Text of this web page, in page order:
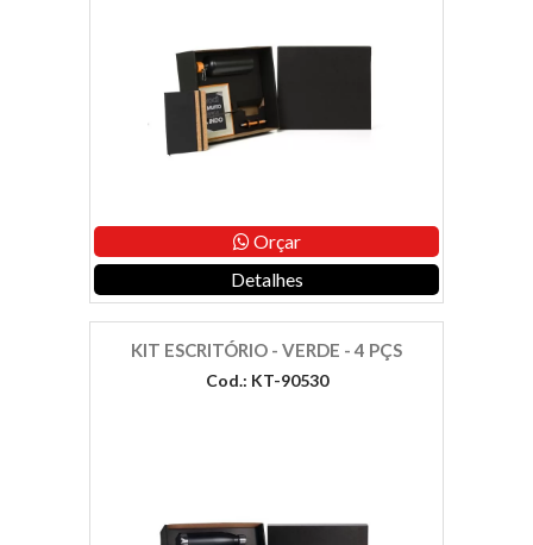
Orçar
Detalhes
KIT ESCRITÓRIO - VERDE - 4 PÇS
Cod.: KT-90530